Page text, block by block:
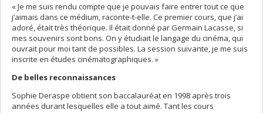
« Je me suis rendu compte que je pouvais faire entrer tout ce que
j’aimais dans ce médium, raconte-t-elle. Ce premier cours, que j’ai
adoré, était très théorique. Il était donné par Germain Lacasse, si
mes souvenirs sont bons. On y étudiait le langage du cinéma, qui
ouvrait pour moi tant de possibles. La session suivante, je me suis
inscrite en études cinématographiques. »
De belles reconnaissances
Sophie Deraspe obtient son baccalauréat en 1998 après trois
années durant lesquelles elle a tout aimé. Tant les cours